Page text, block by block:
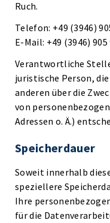
Ruch.
Telefon: +49 (3946)
E-Mail: +49 (3946) 905
Verantwortliche
juristische Person,
anderen über die
von
Adressen o. Ä.)
Speicherdauer
Soweit innerhalb
speziellere
Ihre
für die